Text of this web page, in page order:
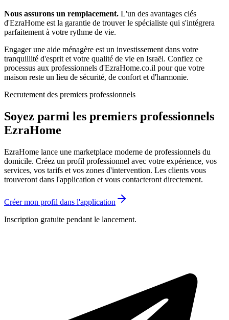
Nous assurons un remplacement. L'un des avantages clés
d'EzraHome est la garantie de trouver le spécialiste qui s'intégrera
parfaitement à votre rythme de vie.
Engager une aide ménagère est un investissement dans votre
tranquillité d'esprit et votre qualité de vie en Israël. Confiez ce
processus aux professionnels d'EzraHome.co.il pour que votre
maison reste un lieu de sécurité, de confort et d'harmonie.
Recrutement des premiers professionnels
Soyez parmi les premiers professionnels
EzraHome
EzraHome lance une marketplace moderne de professionnels du
domicile. Créez un profil professionnel avec votre expérience, vos
services, vos tarifs et vos zones d'intervention. Les clients vous
trouveront dans l'application et vous contacteront directement.
Créer mon profil dans l'application
Inscription gratuite pendant le lancement.